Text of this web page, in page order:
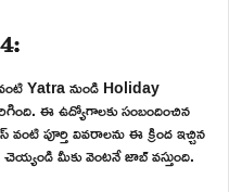
Yatra నుండి Holiday
ఈ ఉద్యోగాలకు సంబందించిన
వంటి పూర్తి వివరాలను ఈ క్రింద ఇచ్చిన
మీకు వెంటనే జాబ్ వస్తుంది.